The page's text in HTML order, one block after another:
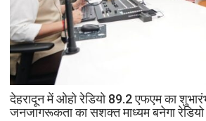
देहरादून में ओहो रेडियो 89.2 एफएम का
जनजागरूकता का सशक्त माध्यम बनेगा रेडियो